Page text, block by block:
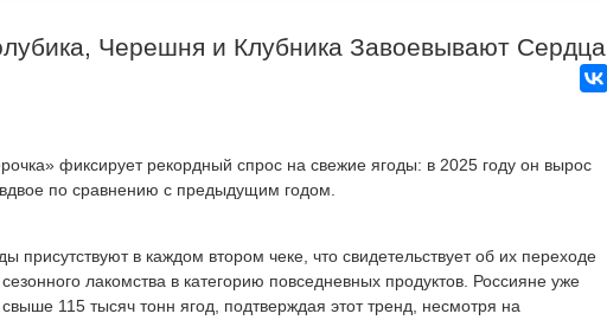
Черешня и Клубника Завоевывают Сердца
фиксирует рекордный спрос на свежие ягоды: в 2025 году он вырос
по сравнению с предыдущим годом.
присутствуют в каждом втором чеке, что свидетельствует об их переходе
лакомства в категорию повседневных продуктов. Россияне уже
115 тысяч тонн ягод, подтверждая этот тренд, несмотря на